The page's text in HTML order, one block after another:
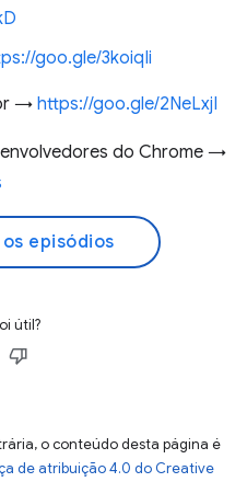
goo.gle/3koiqIi
→ https://goo.gle/2NeLxjI
do Chrome →
episódios
útil?
o conteúdo desta página é
de atribuição 4.0 do Creative